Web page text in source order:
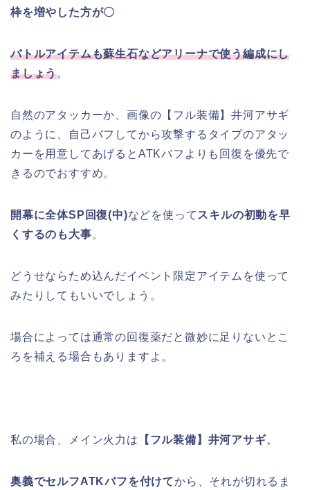
枠を増やした方が〇
バトルアイテムも蘇生石などアリーナで使う編成にし
ましょう。
自然のアタッカーか、画像の【フル装備】井河アサギ
のように、自己バフしてから攻撃するタイプのアタッ
カーを用意してあげるとATKバフよりも回復を優先で
きるのでおすすめ。
開幕に全体SP回復(中)などを使って スキルの初動を早
くするのも大事。
どうせならため込んだイベント限定アイテムを使って
みたりしてもいいでしょう。
場合によっては通常の回復薬だと微妙に足りないとこ
ろを補える場合もありますよ。
私の場合、メイン火力は 【フル装備】井河アサギ。
奥義でセルフATKバフを付けてから、それが切れるま